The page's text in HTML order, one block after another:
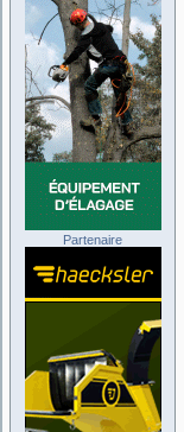
Partenaire